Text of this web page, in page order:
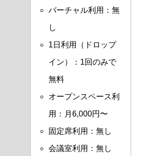
バーチャル利用：無
し
1日利用（ドロップ
イン）：1回のみで
無料
オープンスペース利
用：月6,000円〜
固定席利用：無し
会議室利用：無し